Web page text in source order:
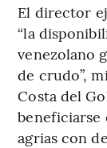
El director
“la
venezolano
de crudo”,
Costa del
beneficiarse
agrias con